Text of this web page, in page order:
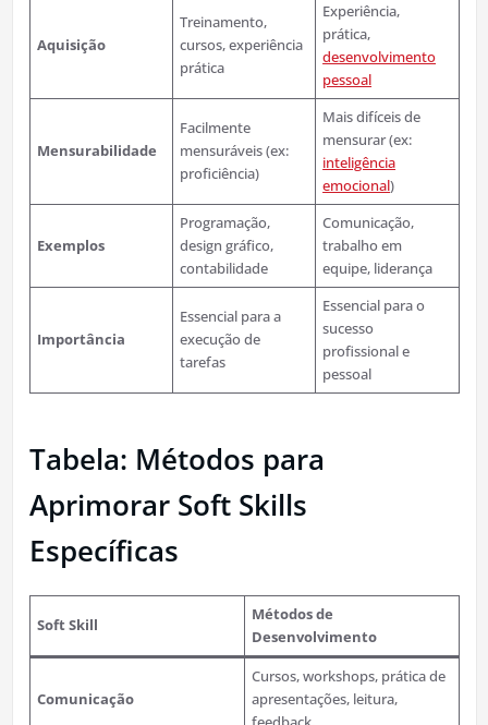
Aquisição
Treinamento,
cursos, experiência
prática
Experiência,
prática,
desenvolvimento
pessoal
Mensurabilidade
Facilmente
mensuráveis (ex:
proficiência)
Mais difíceis de
mensurar (ex:
inteligência
emocional)
Exemplos
Programação,
design gráfico,
contabilidade
Comunicação,
trabalho em
equipe, liderança
Importância
Essencial para a
execução de
tarefas
Essencial para o
sucesso
profissional e
pessoal
Tabela: Métodos para
Aprimorar Soft Skills
Específicas
Soft Skill
Métodos de
Desenvolvimento
Comunicação
Cursos, workshops, prática de
apresentações, leitura,